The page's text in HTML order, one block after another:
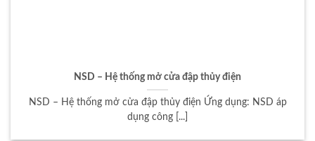
NSD – Hệ thống mở cửa đập thủy điện
NSD – Hệ thống mở cửa đập thủy điện Ứng dụng: NSD áp
dụng công [...]